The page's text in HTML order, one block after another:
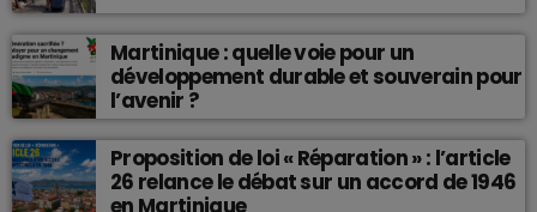
Martinique : quelle voie pour un
développement durable et souverain pour
l’avenir ?
Proposition de loi « Réparation » : l’article
26 relance le débat sur un accord de 1946
en Martinique